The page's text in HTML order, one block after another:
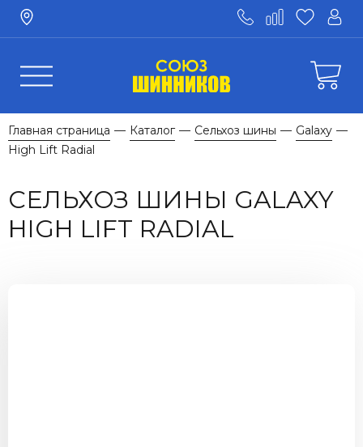
Главная страница — Каталог — Сельхоз шины — Galaxy —
High Lift Radial
СЕЛЬХОЗ ШИНЫ GALAXY
HIGH LIFT RADIAL